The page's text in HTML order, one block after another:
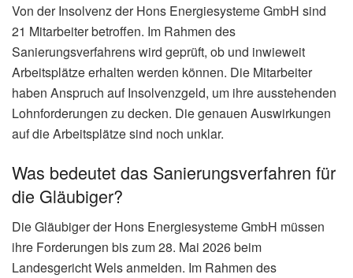
Von der Insolvenz der Hons Energiesysteme GmbH sind
21 Mitarbeiter betroffen. Im Rahmen des
Sanierungsverfahrens wird geprüft, ob und inwieweit
Arbeitsplätze erhalten werden können. Die Mitarbeiter
haben Anspruch auf Insolvenzgeld, um ihre ausstehenden
Lohnforderungen zu decken. Die genauen Auswirkungen
auf die Arbeitsplätze sind noch unklar.
Was bedeutet das Sanierungsverfahren für
die Gläubiger?
Die Gläubiger der Hons Energiesysteme GmbH müssen
ihre Forderungen bis zum 28. Mai 2026 beim
Landesgericht Wels anmelden. Im Rahmen des